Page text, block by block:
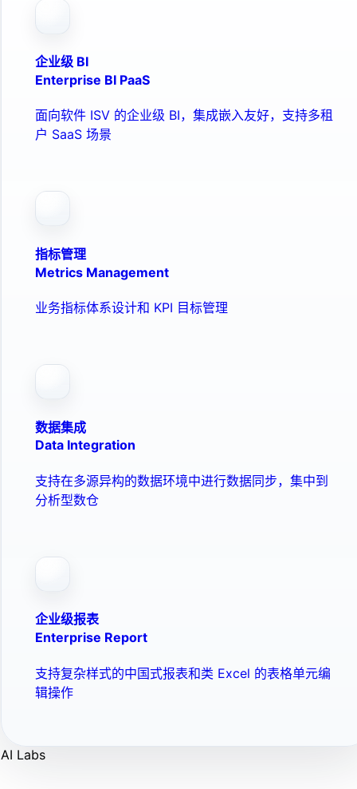
企业级 BI
Enterprise BI PaaS
面向软件 ISV 的企业级 BI，集成嵌入友好，支持多租
户 SaaS 场景
指标管理
Metrics Management
业务指标体系设计和 KPI 目标管理
数据集成
Data Integration
支持在多源异构的数据环境中进行数据同步，集中到
分析型数仓
企业级报表
Enterprise Report
支持复杂样式的中国式报表和类 Excel 的表格单元编
辑操作
AI Labs